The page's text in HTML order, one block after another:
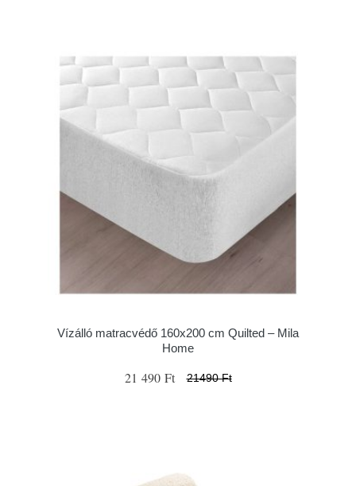
Vízálló matracvédő 160x200 cm Quilted – Mila
Home
21 490 Ft 21490 Ft